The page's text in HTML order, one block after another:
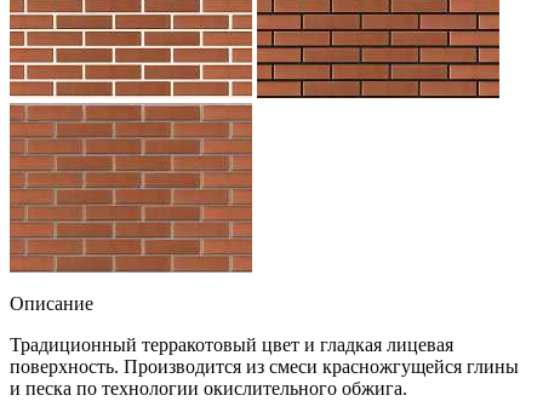
Описание
Традиционный терракотовый цвет и гладкая лицевая
поверхность. Производится из смеси красножгущейся глины
и песка по технологии окислительного обжига.